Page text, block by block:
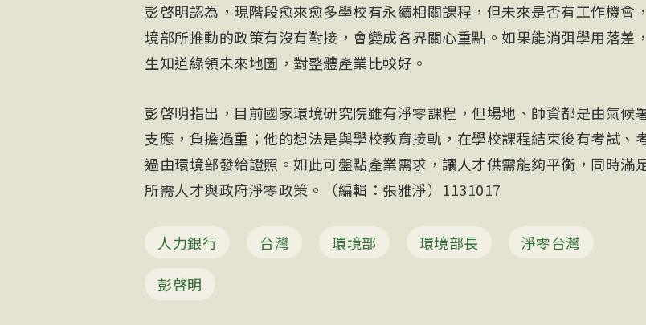
彭啓明認為，現階段愈來愈多學校有永續相關課程，但未來是否有工作機會
境部所推動的政策有沒有對接，會變成各界關心重點。如果能消弭學用落差
生知道綠領未來地圖，對整體產業比較好。
彭啓明指出，目前國家環境研究院雖有淨零課程，但場地、師資都是由氣候
支應，負擔過重；他的想法是與學校教育接軌，在學校課程結束後有考試、
過由環境部發給證照。如此可盤點產業需求，讓人才供需能夠平衡，同時滿
所需人才與政府淨零政策。（編輯：張雅淨）1131017
人力銀行 台灣 環境部 環境部長
淨零台灣
彭啓明